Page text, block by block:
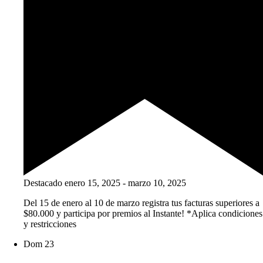
Destacado enero 15, 2025 - marzo 10, 2025
Del 15 de enero al 10 de marzo registra tus facturas superiores a
$80.000 y participa por premios al Instante! *Aplica condiciones
y restricciones
Dom 23